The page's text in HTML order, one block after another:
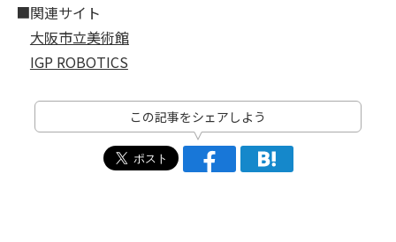
■関連サイト
大阪市立美術館
IGP ROBOTICS
この記事をシェアしよう